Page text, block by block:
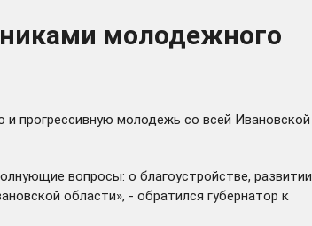
молодежного
прогрессивную молодежь со всей Ивановской
вопросы: о благоустройстве, развитии
области», - обратился губернатор к